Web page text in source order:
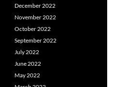
December 2022
November 2022
October 2022
September 2022
July 2022
June 2022
May 2022